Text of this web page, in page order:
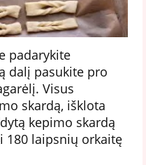
padarykite
dalį pasukite pro
Visus
skardą, išklota
kepimo skardą
180 laipsnių orkaitę